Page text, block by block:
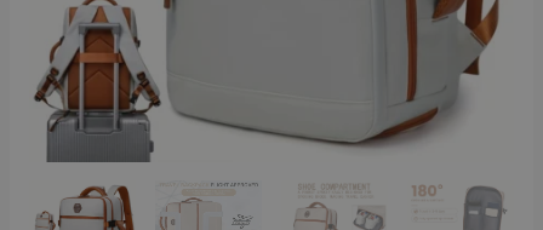
mennyiség